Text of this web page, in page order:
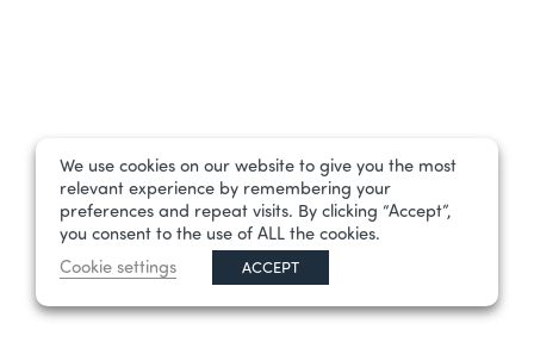
We use cookies on our website to give you the most
relevant experience by remembering your
preferences and repeat visits. By clicking “Accept”,
you consent to the use of ALL the cookies.
Cookie settings
ACCEPT